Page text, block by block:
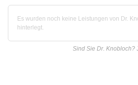
Es wurden noch keine Leistungen von Dr.
hinterlegt.
Sind Sie Dr. Knobloch?